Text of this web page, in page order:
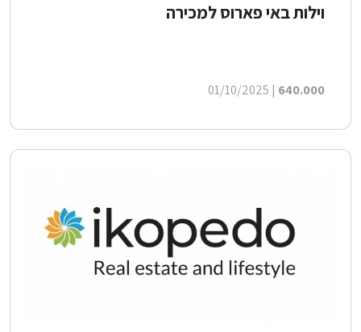
וילות באי פארוס למכירה
640.000
| 01/10/2025